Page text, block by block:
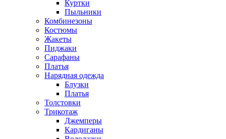
Куртки
Пыльники
Комбинезоны
Костюмы
Жакеты
Пиджаки
Сарафаны
Платья
Нарядная одежда
Блузки
Платья
Толстовки
Трикотаж
Джемперы
Кардиганы